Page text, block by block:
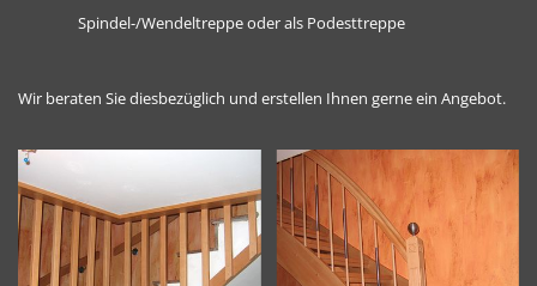
Spindel-/Wendeltreppe oder als Podesttreppe
Wir beraten Sie diesbezüglich und erstellen Ihnen gerne ein Angebot.